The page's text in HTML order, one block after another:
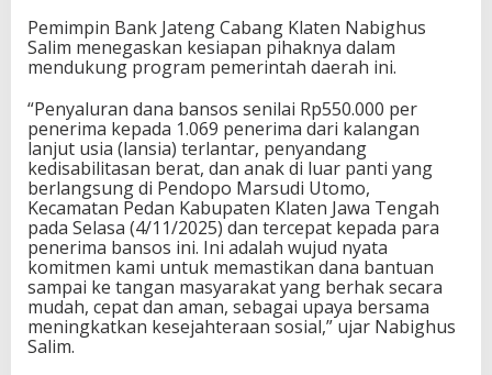
Pemimpin Bank Jateng Cabang Klaten Nabighus
Salim menegaskan kesiapan pihaknya dalam
mendukung program pemerintah daerah ini.
“Penyaluran dana bansos senilai Rp550.000 per
penerima kepada 1.069 penerima dari kalangan
lanjut usia (lansia) terlantar, penyandang
kedisabilitasan berat, dan anak di luar panti yang
berlangsung di Pendopo Marsudi Utomo,
Kecamatan Pedan Kabupaten Klaten Jawa Tengah
pada Selasa (4/11/2025) dan tercepat kepada para
penerima bansos ini. Ini adalah wujud nyata
komitmen kami untuk memastikan dana bantuan
sampai ke tangan masyarakat yang berhak secara
mudah, cepat dan aman, sebagai upaya bersama
meningkatkan kesejahteraan sosial,” ujar Nabighus
Salim.